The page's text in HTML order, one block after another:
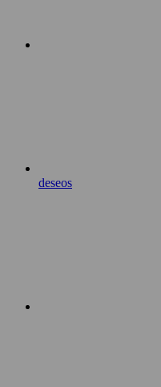
deseos